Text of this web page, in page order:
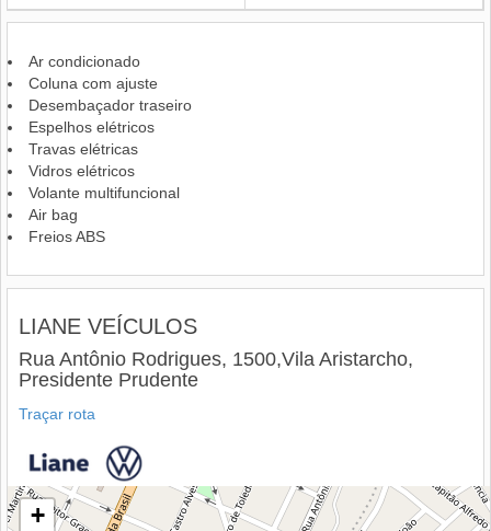
Ar condicionado
Coluna com ajuste
Desembaçador traseiro
Espelhos elétricos
Travas elétricas
Vidros elétricos
Volante multifuncional
Air bag
Freios ABS
LIANE VEÍCULOS
Rua Antônio Rodrigues, 1500,Vila Aristarcho,
Presidente Prudente
Traçar rota
+